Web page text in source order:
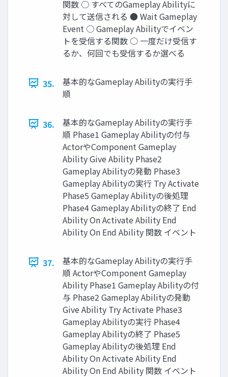
関数 ○ すべてのGameplay Abilityに
対して送信される ● Wait Gameplay
Event ○ Gameplay Abilityでイベン
トを受信する関数 ○ 一度だけ受信す
るか、何回でも受信するか選べる
35.
基本的なGameplay Abilityの実行手
順
36.
基本的なGameplay Abilityの実行手
順 Phase1 Gameplay Abilityの付与
ActorやComponent Gameplay
Ability Give Ability Phase2
Gameplay Abilityの発動 Phase3
Gameplay Abilityの実行 Try Activate
Phase5 Gameplay Abilityの後処理
Phase4 Gameplay Abilityの終了 End
Ability On Activate Ability End
Ability On End Ability 関数 イベント
37.
基本的なGameplay Abilityの実行手
順 ActorやComponent Gameplay
Ability Phase1 Gameplay Abilityの付
与 Phase2 Gameplay Abilityの発動
Give Ability Try Activate Phase3
Gameplay Abilityの実行 Phase4
Gameplay Abilityの終了 Phase5
Gameplay Abilityの後処理 End
Ability On Activate Ability End
Ability On End Ability 関数 イベント